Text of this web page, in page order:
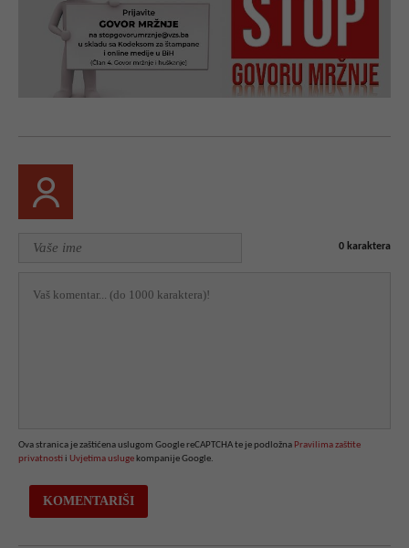
0 karaktera
Ova stranica je zaštićena uslugom Google reCAPTCHA te je podložna Pravilima zaštite
privatnosti i Uvjetima usluge kompanije Google.